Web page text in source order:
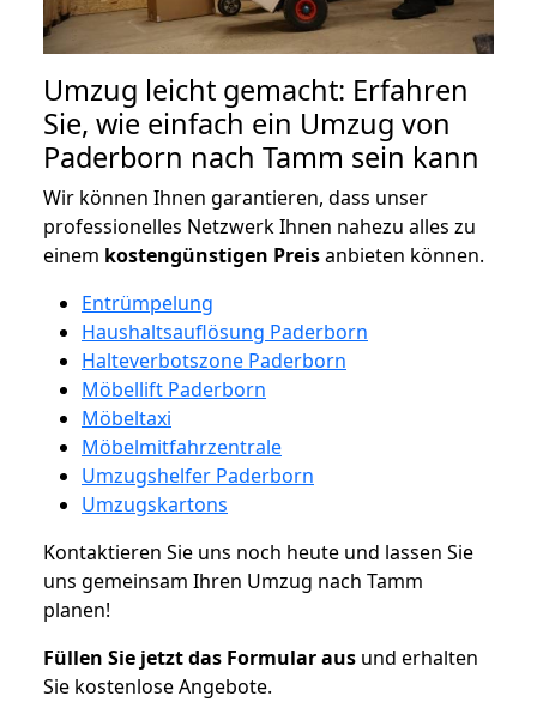
Umzug leicht gemacht: Erfahren
Sie, wie einfach ein Umzug von
Paderborn nach Tamm sein kann
Wir können Ihnen garantieren, dass unser
professionelles Netzwerk Ihnen nahezu alles zu
einem kostengünstigen Preisanbieten können.
Entrümpelung
Haushaltsauflösung Paderborn
Halteverbotszone Paderborn
Möbellift Paderborn
Möbeltaxi
Möbelmitfahrzentrale
Umzugshelfer Paderborn
Umzugskartons
Kontaktieren Sie uns noch heute und lassen Sie
uns gemeinsam Ihren Umzug nach Tamm
planen!
Füllen Sie jetzt das Formular aus und erhalten
Sie kostenlose Angebote.